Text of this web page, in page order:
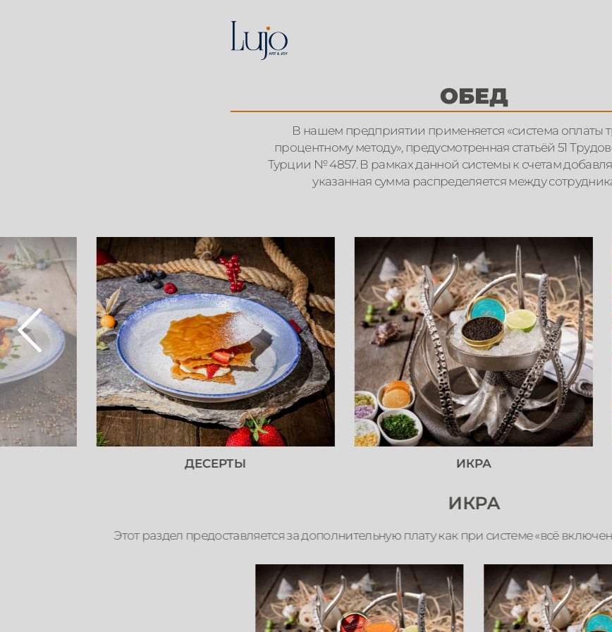
ОБЕД
В нашем предприятии применяется «система оплаты
процентному методу», предусмотренная статьёй 51
Турции № 4857. В рамках данной системы к счетам
указанная сумма распределяется между
ДЕСЕРТЫ ИКРА
ИКРА
Этот раздел предоставляется за дополнительную плату как при системе «всё